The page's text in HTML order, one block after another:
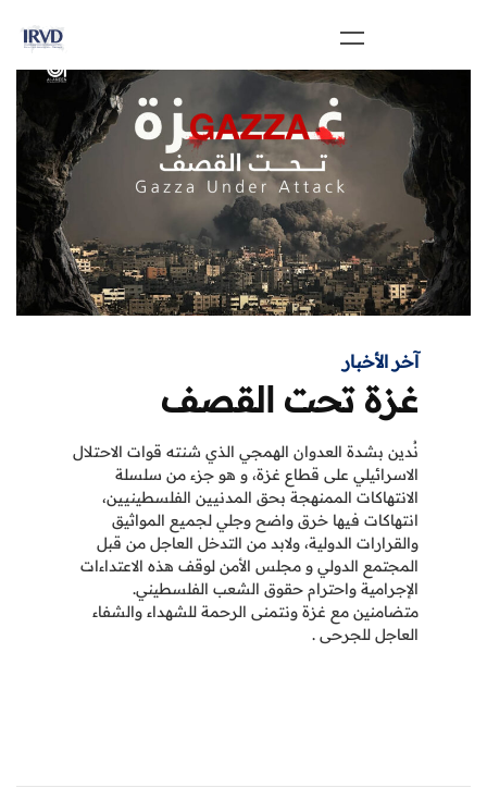
آخر الأخبار
غزة تحت القصف
نُدين بشدة العدوان الهمجي الذي شنته قوات الاحتلال
الاسرائيلي على قطاع غزة، و هو جزء من سلسلة
الانتهاكات الممنهجة بحق المدنيين الفلسطينيين،
انتهاكات فيها خرق واضح وجلي لجميع المواثيق
والقرارات الدولية، ولابد من التدخل العاجل من قبل
المجتمع الدولي و مجلس الأمن لوقف هذه الاعتداءات
الإجرامية واحترام حقوق الشعب الفلسطيني.
متضامنين مع غزة ونتمنى الرحمة للشهداء والشفاء
العاجل للجرحى .